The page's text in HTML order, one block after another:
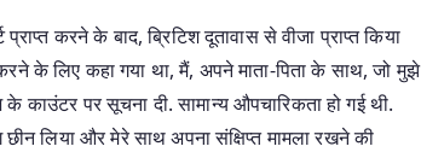
करने के बाद, ब्रिटिश दूतावास से वीजा प्राप्त किया
के लिए कहा गया था, मैं, अपने माता-पिता के साथ, जो मुझे
काउंटर पर सूचना दी. सामान्य औपचारिकता हो गई थी.
लिया और मेरे साथ अपना संक्षिप्त मामला रखने की